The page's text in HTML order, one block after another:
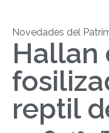
Novedades del
Hallan
reptil